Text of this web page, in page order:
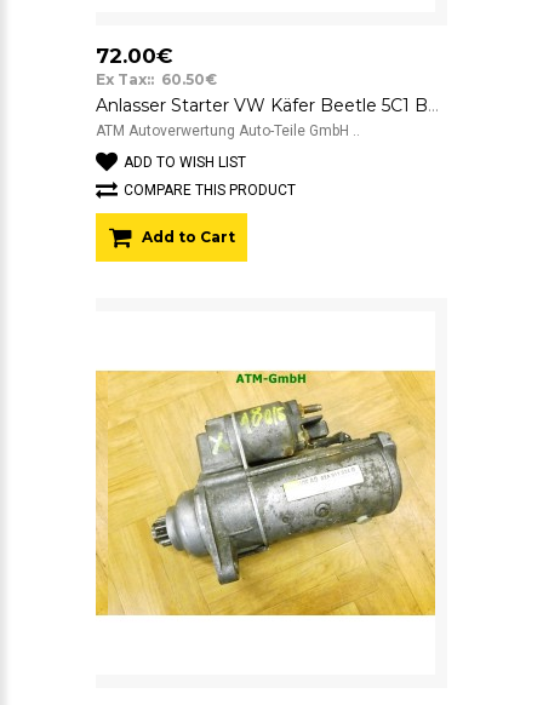
72.00€
Ex Tax:: 60.50€
Anlasser Starter VW Käfer Beetle 5C1 Bosch 0001179516 0AM911023N 12v
ATM Autoverwertung Auto-Teile GmbH ..
ADD TO WISH LIST
COMPARE THIS PRODUCT
Add to Cart